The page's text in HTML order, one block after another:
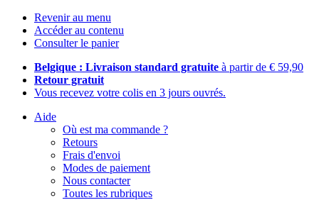
Revenir au menu
Accéder au contenu
Consulter le panier
Belgique : Livraison standard gratuite à partir de € 59,90
Retour gratuit
Vous recevez votre colis en 3 jours ouvrés.
Aide
Où est ma commande ?
Retours
Frais d'envoi
Modes de paiement
Nous contacter
Toutes les rubriques